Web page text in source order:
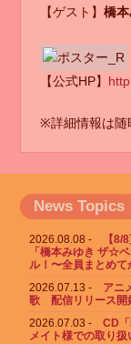
【ゲスト】 橋
【公式HP】
※詳細情報は随
News Topics
2026.08.08
【
「橋本みゆき ザ☆
ル！〜全員まとめ
2026.07.13
アニ
歌 配信リリース開
2026.07.03
CD
メイト様での取り